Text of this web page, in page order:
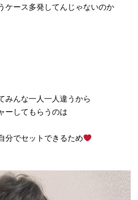
ケース多発してんじゃないのか
みんな一人一人違うから
ーしてもらうのは
分でセットできるため